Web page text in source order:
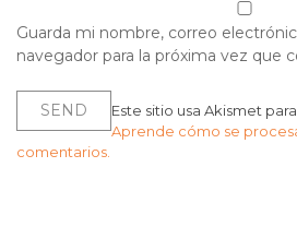
Guarda mi nombre, correo
navegador para la próxima vez que
Este sitio usa Akismet
Aprende cómo se
comentarios.